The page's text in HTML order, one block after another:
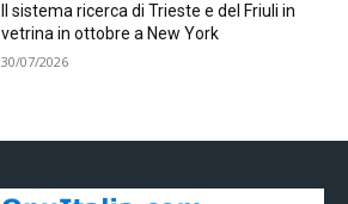
Il sistema ricerca di Trieste e del Friuli in
vetrina in ottobre a New York
30/07/2026